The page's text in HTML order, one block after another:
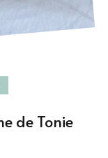
de Tonie